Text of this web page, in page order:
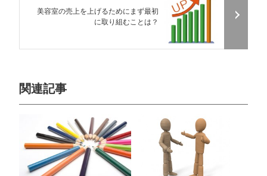
美容室の売上を上げるためにまず最初
に取り組むことは？
関連記事